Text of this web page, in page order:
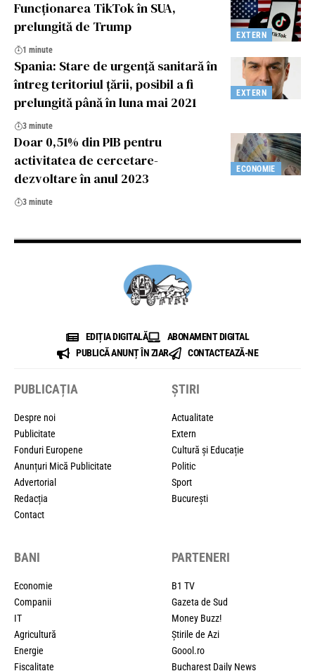
EXTERN
Funcționarea TikTok în SUA,
prelungită de Trump
1 minute
EXTERN
Spania: Stare de urgență sanitară în
întreg teritoriul țării, posibil a fi
prelungită până în luna mai 2021
3 minute
ECONOMIE
Doar 0,51% din PIB pentru
activitatea de cercetare-
dezvoltare în anul 2023
3 minute
EDIȚIA DIGITALĂ
ABONAMENT DIGITAL
PUBLICĂ ANUNȚ ÎN ZIAR
CONTACTEAZĂ-NE
PUBLICAȚIA
Despre noi
Publicitate
Fonduri Europene
Anunțuri Mică Publicitate
Advertorial
Redacția
Contact
ȘTIRI
Actualitate
Extern
Cultură și Educație
Politic
Sport
București
BANI
Economie
Companii
IT
Agricultură
Energie
Fiscalitate
PARTENERI
B1 TV
Gazeta de Sud
Money Buzz!
Știrile de Azi
Goool.ro
Bucharest Daily News